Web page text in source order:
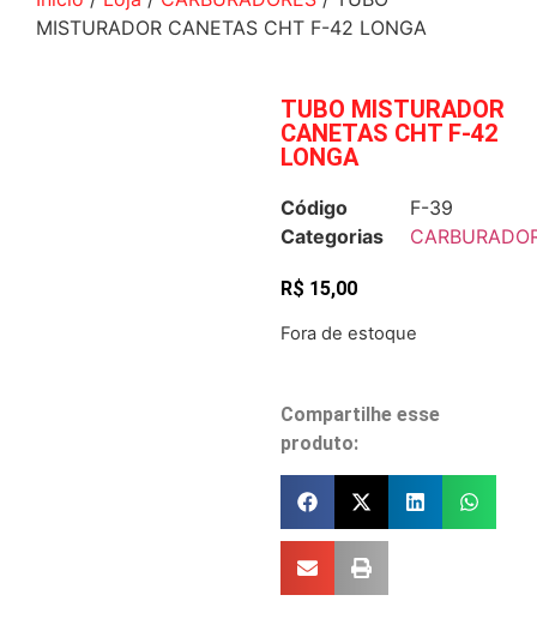
MISTURADOR CANETAS CHT F-42 LONGA
TUBO MISTURADOR
CANETAS CHT F-42
LONGA
Código
F-39
Categorias
R$ 15,00
Fora de estoque
Compartilhe esse
produto: